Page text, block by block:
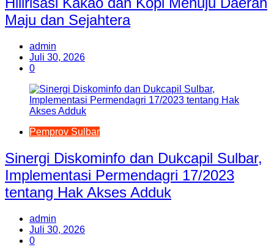
Maju dan Sejahtera
admin
Juli 30, 2026
0
Pemprov Sulbar
Sinergi Diskominfo dan Dukcapil Sulbar,
Implementasi Permendagri 17/2023
tentang Hak Akses Adduk
admin
Juli 30, 2026
0